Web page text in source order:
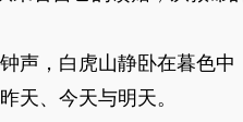
，白虎山静卧在暮色中
天、今天与明天。